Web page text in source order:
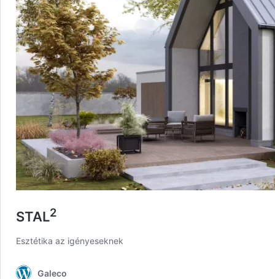
STAL2
Esztétika az igényeseknek
Galeco